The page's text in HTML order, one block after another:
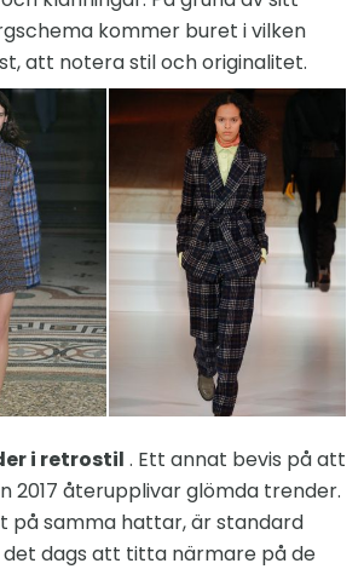
kommer buret i vilken
att notera stil och originalitet.
i retrostil . Ett annat bevis på att
2017 återupplivar glömda trender.
på samma hattar, är standard
det dags att titta närmare på de